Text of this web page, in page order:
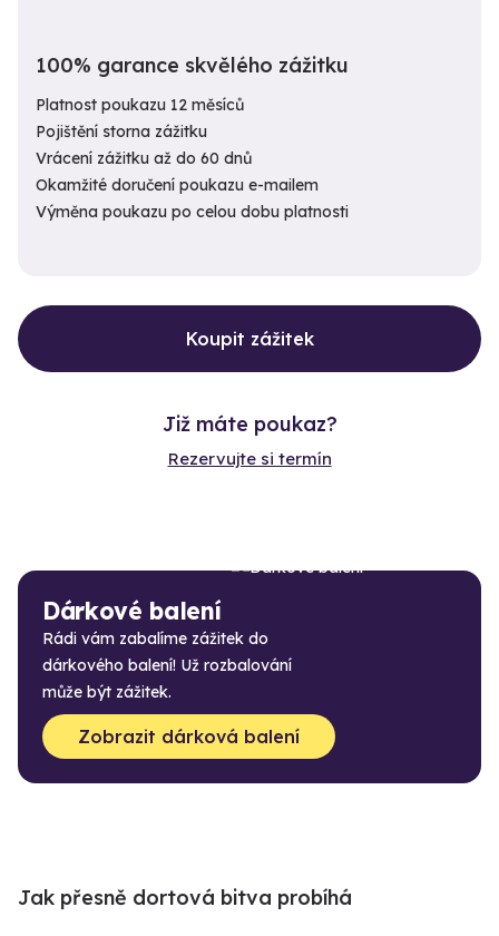
100% garance skvělého zážitku
Platnost poukazu 12 měsíců
Pojištění storna zážitku
Vrácení zážitku až do 60 dnů
Okamžité doručení poukazu e-mailem
Výměna poukazu po celou dobu platnosti
Koupit zážitek
Již máte poukaz?
Rezervujte si termín
Dárkové balení
Rádi vám zabalíme zážitek do
dárkového balení! Už rozbalování
může být zážitek.
Zobrazit dárková balení
Jak přesně dortová bitva probíhá